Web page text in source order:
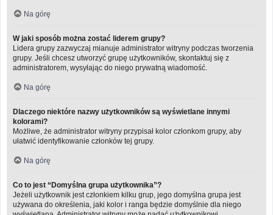
Na górę
W jaki sposób można zostać liderem grupy?
Lidera grupy zazwyczaj mianuje administrator witryny podczas tworzenia
grupy. Jeśli chcesz utworzyć grupę użytkowników, skontaktuj się z
administratorem, wysyłając do niego prywatną wiadomość.
Na górę
Dlaczego niektóre nazwy użytkowników są wyświetlane innymi
kolorami?
Możliwe, że administrator witryny przypisał kolor członkom grupy, aby
ułatwić identyfikowanie członków tej grupy.
Na górę
Co to jest “Domyślna grupa użytkownika”?
Jeżeli użytkownik jest członkiem kilku grup, jego domyślna grupa jest
używana do określenia, jaki kolor i ranga będzie domyślnie dla niego